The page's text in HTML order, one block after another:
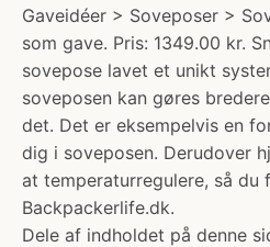
Gaveidéer > Soveposer >
som gave. Pris: 1349.00 kr.
sovepose lavet et unikt
soveposen kan gøres
det. Det er eksempelvis en
dig i soveposen. Derudover
at temperaturregulere, så du
Backpackerlife.dk.
Dele af indholdet på denne